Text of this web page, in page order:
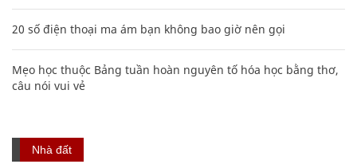
20 số điện thoại ma ám bạn không bao giờ nên gọi
Mẹo học thuộc Bảng tuần hoàn nguyên tố hóa học bằng thơ,
câu nói vui vẻ
Nhà đất